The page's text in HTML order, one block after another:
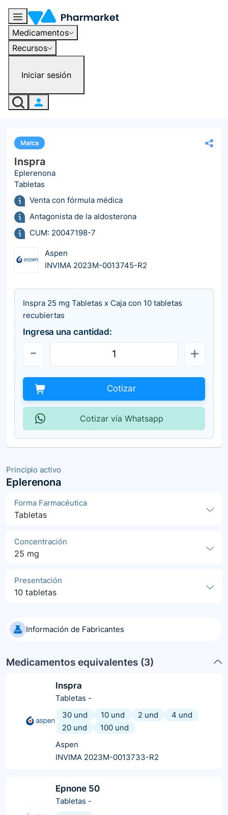
Medicamentos
Recursos
Iniciar sesión
Principio activo
Eplerenona
Forma Farmacéutica
Tabletas
Concentración
25 mg
Presentación
10 tabletas
Información de Fabricantes
Medicamentos equivalentes (3)
Inspra
Tabletas -
30 und
10 und 2 und
4 und
20 und
100 und
Aspen
INVIMA 2023M-0013733-R2
Epnone 50
Tabletas -
Marca
Inspra
Eplerenona
Tabletas
Venta con fórmula médica
Antagonista de la aldosterona
CUM: 20047198-7
Aspen
INVIMA 2023M-0013745-R2
Inspra 25 mg Tabletas x Caja con 10 tabletas
recubiertas
Ingresa una cantidad:
Cotizar
Cotizar vía Whatsapp